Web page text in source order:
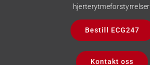
hjerterytmeforstyrrelser.
Bestill ECG247
Kontakt oss